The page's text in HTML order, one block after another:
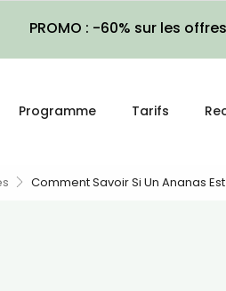
PROMO : -60% sur les
Programme Tarifs
Comment Savoir Si Un Ananas